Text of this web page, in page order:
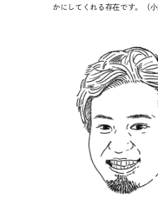
かにしてくれる存在です。（小